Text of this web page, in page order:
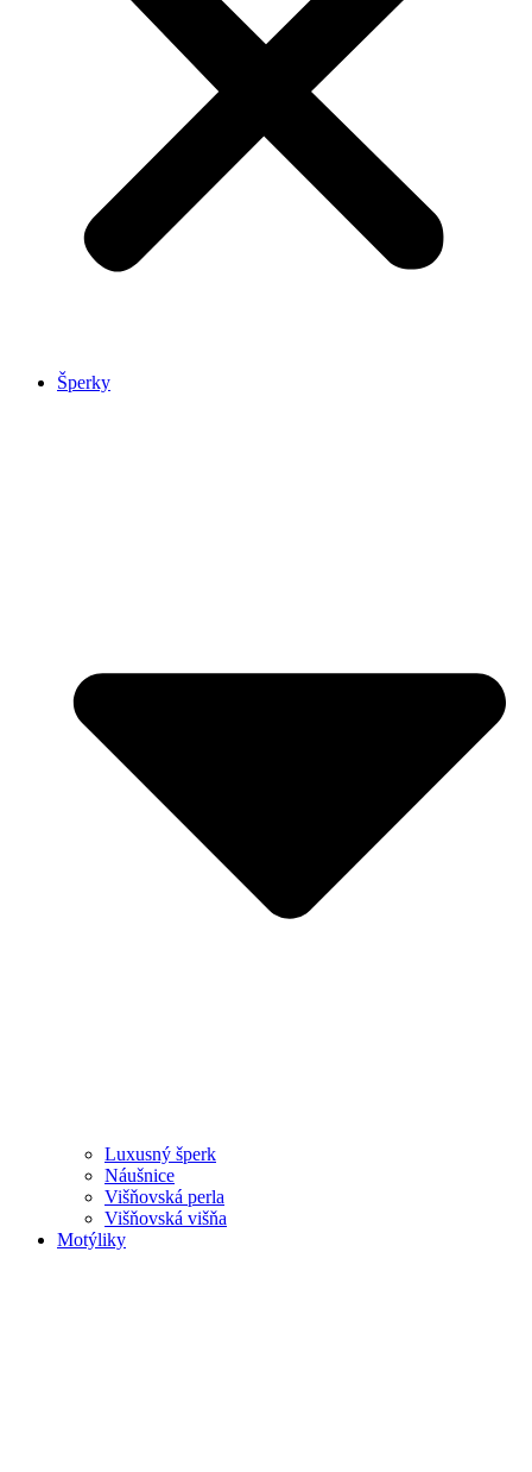
Šperky
Luxusný šperk
Náušnice
Višňovská perla
Višňovská višňa
Motýliky